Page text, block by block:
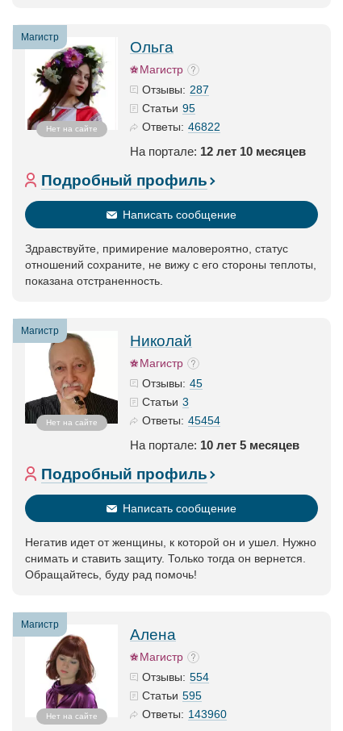
Магистр
Нет на сайте
Ольга
Магистр
Отзывы: 287
Статьи 95
Ответы: 46822
На портале: 12 лет 10 месяцев
Подробный профиль
Написать сообщение
Здравствуйте, примирение маловероятно, статус
отношений сохраните, не вижу с его стороны теплоты,
показана отстраненность.
Магистр
Нет на сайте
Николай
Магистр
Отзывы: 45
Статьи 3
Ответы: 45454
На портале: 10 лет 5 месяцев
Подробный профиль
Написать сообщение
Негатив идет от женщины, к которой он и ушел. Нужно
снимать и ставить защиту. Только тогда он вернется.
Обращайтесь, буду рад помочь!
Магистр
Нет на сайте
Алена
Магистр
Отзывы: 554
Статьи 595
Ответы: 143960